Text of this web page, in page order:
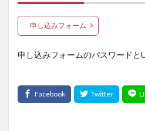
申し込みフォーム
申し込みフォームのパスワードと